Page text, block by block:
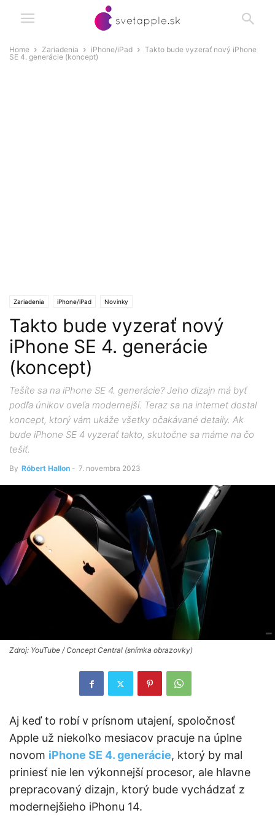
Home Zariadenia iPhone/iPad
Takto bude vyzerať nový iPhone
SE 4. generácie (koncept)
Zariadenia iPhone/iPad Novinky
Takto bude vyzerať nový
iPhone SE 4. generácie
(koncept)
Tešíte sa na iPhone SE 4. generácie? Jeho dizajn má byť
podľa únikov oveľa modernejší. Teraz sa na internet dostal
koncept, ktorý vám ukáže všetky očakávané detaily. Ak
bude iPhone SE 4 vyzerať takto, skutočne sa máme na čo
tešiť.
By Róbert Hallon - 7. novembra 2023
Zdroj: YouTube / Concept Central (snímka obrazovky)
Aj keď to robí v prísnom utajení, spoločnosť
Apple už niekoľko mesiacov pracuje na úplne
novom iPhone SE 4. generácie, ktorý by mal
priniesť nie len výkonnejší procesor, ale hlavne
prepracovaný dizajn, ktorý bude vychádzať z
modernejšieho iPhonu 14.